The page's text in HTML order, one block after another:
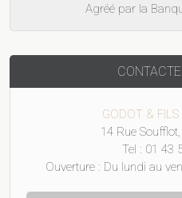
Agréé par la
GODOT & FILS
14 Rue
Tel : 01 43
Ouverture : Du lundi au